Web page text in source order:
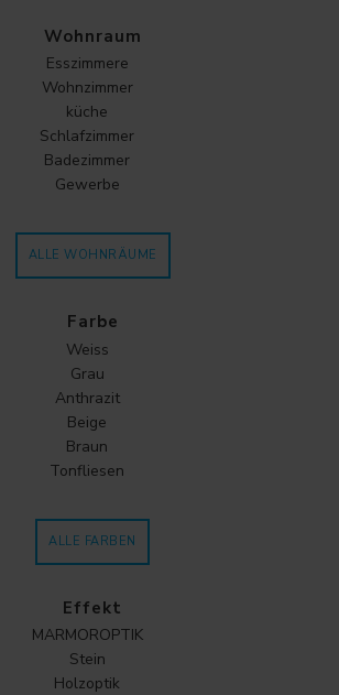
Wohnraum
Esszimmere
Wohnzimmer
küche
Schlafzimmer
Badezimmer
Gewerbe
ALLE WOHNRÄUME
Farbe
Weiss
Grau
Anthrazit
Beige
Braun
Tonfliesen
ALLE FARBEN
Effekt
MARMOROPTIK
Stein
Holzoptik